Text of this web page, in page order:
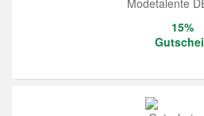
Modetalente
15%